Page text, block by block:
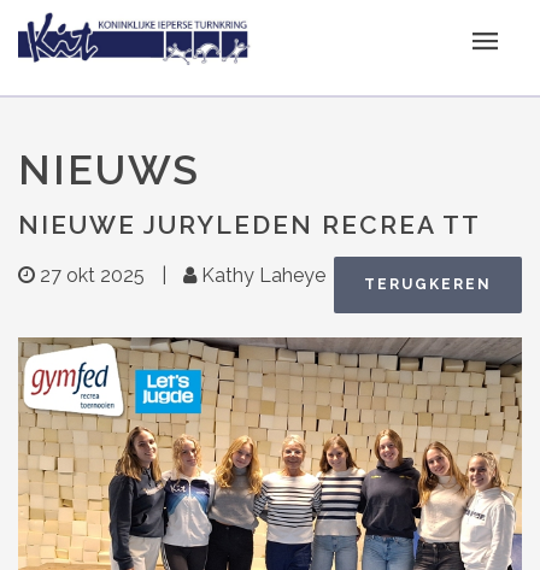
NIEUWS
NIEUWE JURYLEDEN RECREA TT
27 okt 2025 Kathy Laheye TERUGKEREN